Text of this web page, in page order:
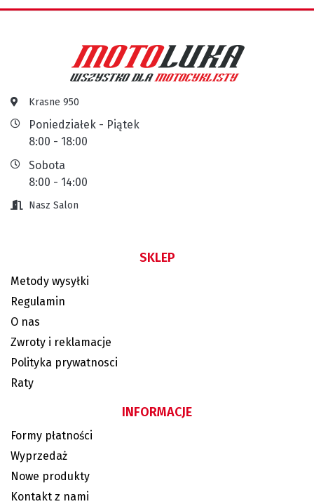
Krasne 950
Poniedziałek - Piątek
8:00 - 18:00
Sobota
8:00 - 14:00
Nasz Salon
SKLEP
Metody wysyłki
Regulamin
O nas
Zwroty i reklamacje
Polityka prywatnosci
Raty
INFORMACJE
Formy płatności
Wyprzedaż
Nowe produkty
Kontakt z nami